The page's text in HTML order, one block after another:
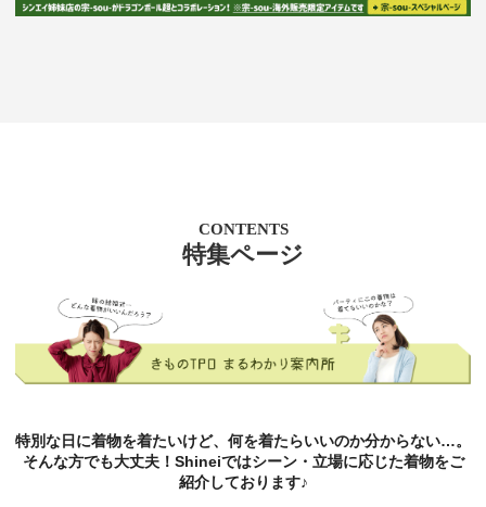
CONTENTS
特集ページ
特別な日に着物を着たいけど、何を着たらいいのか分からない…。
そんな方でも大丈夫！Shineiではシーン・立場に応じた着物をご
紹介しております♪